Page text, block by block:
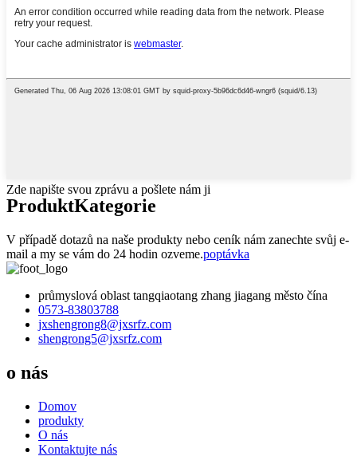
Zde napište svou zprávu a pošlete nám ji
ProduktKategorie
V případě dotazů na naše produkty nebo ceník nám zanechte svůj e-
mail a my se vám do 24 hodin ozveme.poptávka
průmyslová oblast tangqiaotang zhang jiagang město čína
0573-83803788
jxshengrong8@jxsrfz.com
shengrong5@jxsrfz.com
o nás
Domov
produkty
O nás
Kontaktujte nás